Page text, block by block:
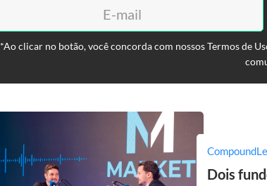
*Ao clicar no botão, você concorda com nossos Termos de
Dois